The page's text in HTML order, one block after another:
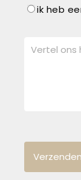
ik heb